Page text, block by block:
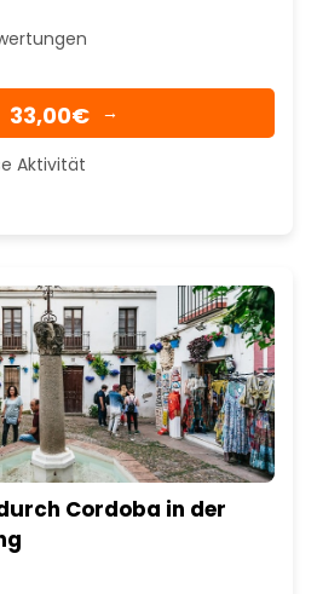
33,00€ →
Aktivität
Cordoba in der